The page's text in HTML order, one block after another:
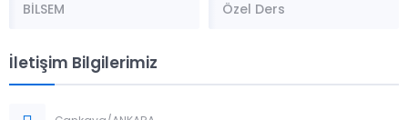
BİLSEM Özel Ders
İletişim Bilgilerimiz